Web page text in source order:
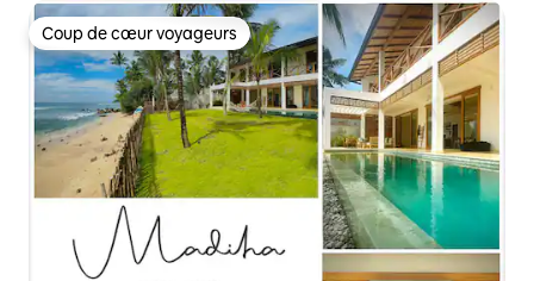
Coup de cœur voyageurs
Coup de cœur voyageurs